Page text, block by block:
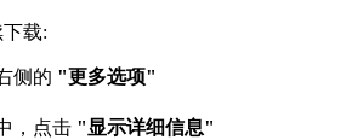
载:
侧的 "更多选项"
，点击 "显示详细信息"